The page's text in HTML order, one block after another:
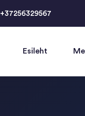
+37256329567
Esileht